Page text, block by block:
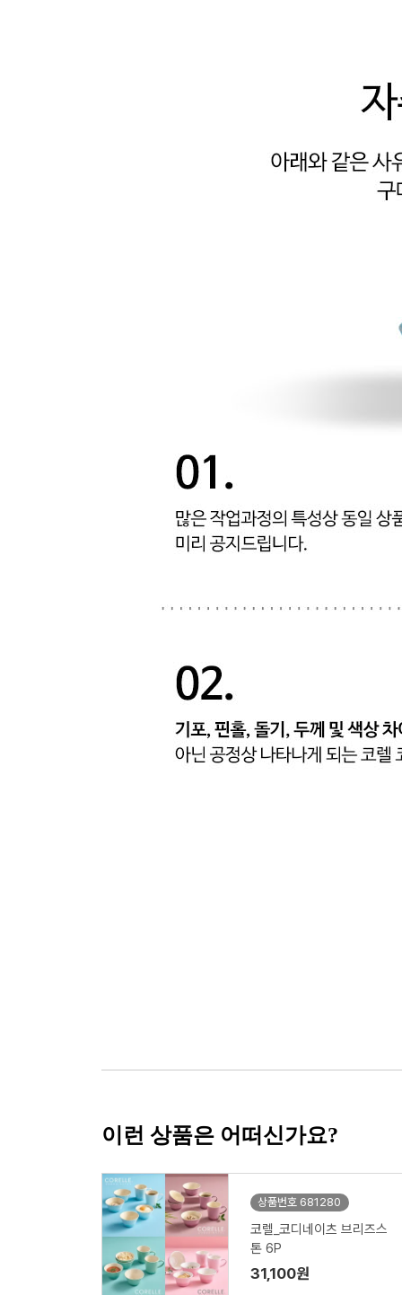
이런 상품은 어떠신가요?
상품번호 681280
코렐_코디네이츠 브리즈스
톤 6P
31,100원